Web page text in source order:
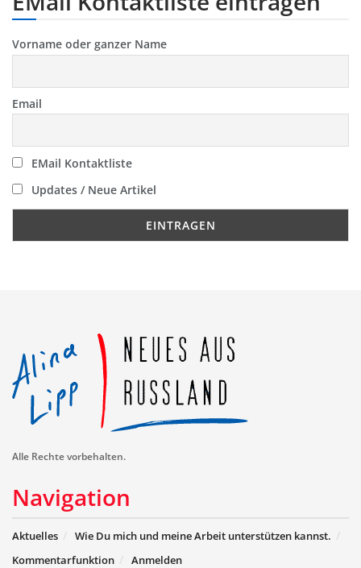
Vorname oder ganzer Name
Email
EMail Kontaktliste
Updates / Neue Artikel
Alle Rechte vorbehalten.
Navigation
Aktuelles
Wie Du mich und meine Arbeit unterstützen kannst.
Kommentarfunktion
Anmelden